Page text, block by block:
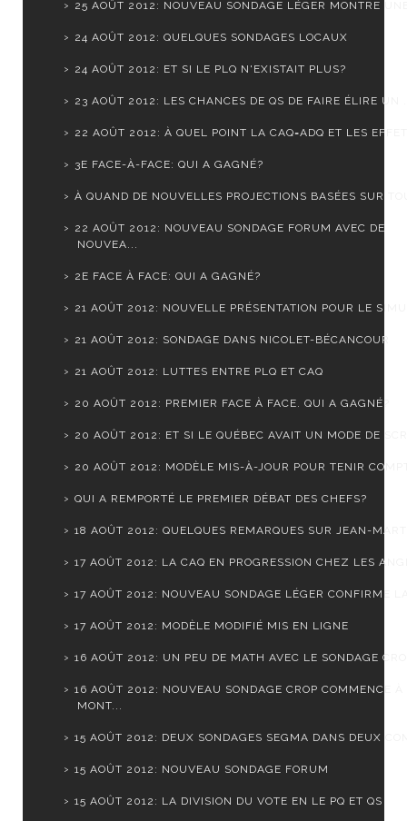
25 AOÛT 2012: NOUVEAU SONDAGE LÉGER MONTRE
24 AOÛT 2012: QUELQUES SONDAGES LOCAUX
24 AOÛT 2012: ET SI LE PLQ N'EXISTAIT PLUS?
23 AOÛT 2012: LES CHANCES DE QS DE FAIRE ÉLIRE UN
22 AOÛT 2012: À QUEL POINT LA CAQ=ADQ ET LES
3E FACE-À-FACE: QUI A GAGNÉ?
À QUAND DE NOUVELLES PROJECTIONS BASÉES SUR
22 AOÛT 2012: NOUVEAU SONDAGE FORUM AVEC DE
NOUVEA...
2E FACE À FACE: QUI A GAGNÉ?
21 AOÛT 2012: NOUVELLE PRÉSENTATION POUR LE
21 AOÛT 2012: SONDAGE DANS NICOLET-BÉCANCOUR
21 AOÛT 2012: LUTTES ENTRE PLQ ET CAQ
20 AOÛT 2012: PREMIER FACE À FACE. QUI A GAGNÉ?
20 AOÛT 2012: ET SI LE QUÉBEC AVAIT UN MODE DE
20 AOÛT 2012: MODÈLE MIS-À-JOUR POUR TENIR
QUI A REMPORTÉ LE PREMIER DÉBAT DES CHEFS?
18 AOÛT 2012: QUELQUES REMARQUES SUR JEAN-
17 AOÛT 2012: LA CAQ EN PROGRESSION CHEZ LES
17 AOÛT 2012: NOUVEAU SONDAGE LÉGER CONFIRME
17 AOÛT 2012: MODÈLE MODIFIÉ MIS EN LIGNE
16 AOÛT 2012: UN PEU DE MATH AVEC LE SONDAGE
16 AOÛT 2012: NOUVEAU SONDAGE CROP COMMENCE À
MONT...
15 AOÛT 2012: DEUX SONDAGES SEGMA DANS DEUX
15 AOÛT 2012: NOUVEAU SONDAGE FORUM
15 AOÛT 2012: LA DIVISION DU VOTE EN LE PQ ET QS